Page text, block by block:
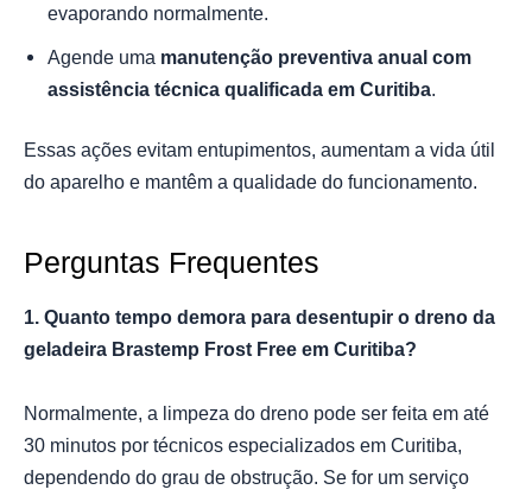
evaporando normalmente.
Agende uma manutenção preventiva anual com
assistência técnica qualificada em Curitiba.
Essas ações evitam entupimentos, aumentam a vida útil
do aparelho e mantêm a qualidade do funcionamento.
Perguntas Frequentes
1. Quanto tempo demora para desentupir o dreno da
geladeira Brastemp Frost Free em Curitiba?
Normalmente, a limpeza do dreno pode ser feita em até
30 minutos por técnicos especializados em Curitiba,
dependendo do grau de obstrução. Se for um serviço